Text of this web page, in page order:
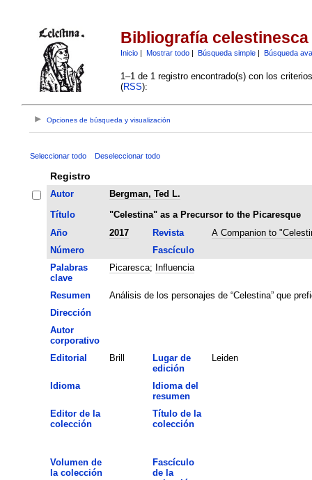
Bibliografía celestinesca
Inicio| Mostrar todo| Búsqueda simple| Búsqueda
1–1 de 1 registro encontrado(s) con los
(RSS):
Opciones de búsqueda y visualización
Seleccionar todo Deseleccionar todo
Registro
Autor
Bergman, Ted L.
Título
"Celestina" as a Precursor to the Picaresque
Año
2017 Revista
A Companion to
Número
Fascículo
Palabras
clave
Picaresca; Influencia
Resumen
Análisis de los personajes de “Celestina” que
Dirección
Autor
corporativo
Editorial
Brill
Lugar de
edición
Leiden
Idioma
Idioma del
resumen
Editor de la
colección
Título de la
colección
Volumen de
la colección
Fascículo
de la